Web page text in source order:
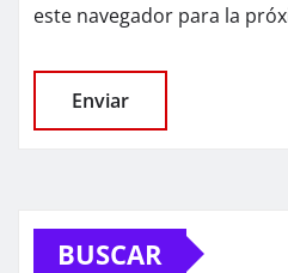
este navegador para la
BUSCAR